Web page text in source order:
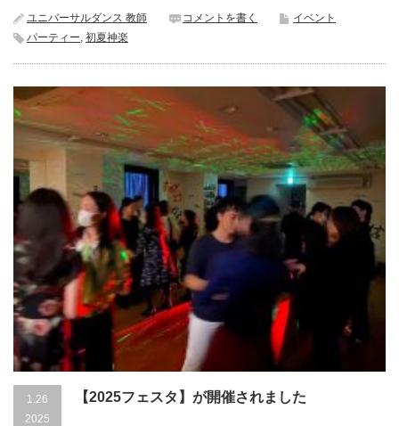
ユニバーサルダンス 教師 コメントを書く
イベント
パーティー 初夏神楽
1.26
2025
【2025フェスタ】が開催されました